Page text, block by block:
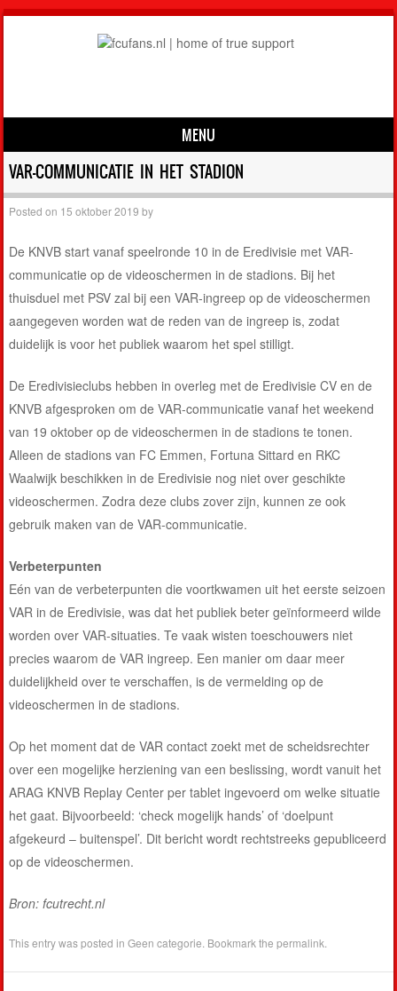
MENU
Skip to content
VAR-COMMUNICATIE IN HET STADION
Posted on 15 oktober 2019 by
De KNVB start vanaf speelronde 10 in de Eredivisie met VAR-
communicatie op de videoschermen in de stadions. Bij het
thuisduel met PSV zal bij een VAR-ingreep op de videoschermen
aangegeven worden wat de reden van de ingreep is, zodat
duidelijk is voor het publiek waarom het spel stilligt.
De Eredivisieclubs hebben in overleg met de Eredivisie CV en de
KNVB afgesproken om de VAR-communicatie vanaf het weekend
van 19 oktober op de videoschermen in de stadions te tonen.
Alleen de stadions van FC Emmen, Fortuna Sittard en RKC
Waalwijk beschikken in de Eredivisie nog niet over geschikte
videoschermen. Zodra deze clubs zover zijn, kunnen ze ook
gebruik maken van de VAR-communicatie.
Verbeterpunten
Eén van de verbeterpunten die voortkwamen uit het eerste seizoen
VAR in de Eredivisie, was dat het publiek beter geïnformeerd wilde
worden over VAR-situaties. Te vaak wisten toeschouwers niet
precies waarom de VAR ingreep. Een manier om daar meer
duidelijkheid over te verschaffen, is de vermelding op de
videoschermen in de stadions.
Op het moment dat de VAR contact zoekt met de scheidsrechter
over een mogelijke herziening van een beslissing, wordt vanuit het
ARAG KNVB Replay Center per tablet ingevoerd om welke situatie
het gaat. Bijvoorbeeld: ‘check mogelijk hands’ of ‘doelpunt
afgekeurd – buitenspel’. Dit bericht wordt rechtstreeks gepubliceerd
op de videoschermen.
Bron: fcutrecht.nl
This entry was posted inGeen categorie . Bookmark thepermalink